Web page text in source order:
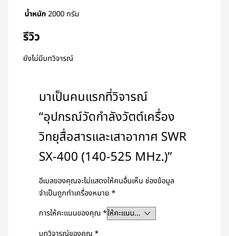
น้ำหนัก 2000 กรัม
รีวิว
ยังไม่มีบทวิจารณ์
มาเป็นคนแรกที่วิจารณ์
“อุปกรณ์วัดกำลังวัตต์เครื่อง
วิทยุสื่อสารและเสาอากาศ SWR
SX-400 (140-525 MHz.)”
อีเมลของคุณจะไม่แสดงให้คนอื่นเห็น ช่องข้อมูล
จำเป็นถูกทำเครื่องหมาย*
การให้คะแนนของคุณ*